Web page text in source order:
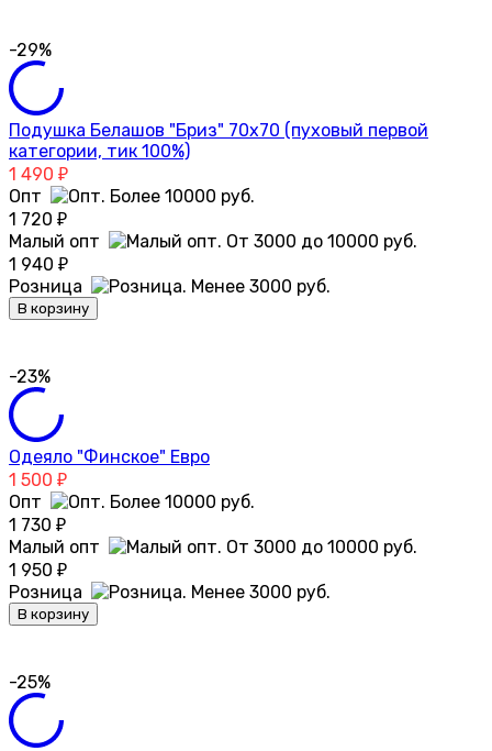
-29%
Подушка Белашов "Бриз" 70х70 (пуховый первой
категории, тик 100%)
1 490 ₽
Опт
1 720 ₽
Малый опт
1 940 ₽
Розница
В корзину
-23%
Одеяло "Финское" Евро
1 500 ₽
Опт
1 730 ₽
Малый опт
1 950 ₽
Розница
В корзину
-25%